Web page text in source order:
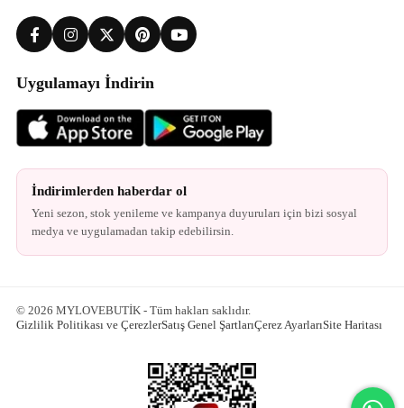
Uygulamayı İndirin
İndirimlerden haberdar ol
Yeni sezon, stok yenileme ve kampanya duyuruları için bizi sosyal
medya ve uygulamadan takip edebilirsin.
© 2026 MYLOVEBUTİK - Tüm hakları saklıdır.
Gizlilik Politikası ve ÇerezlerSatış Genel ŞartlarıÇerez AyarlarıSite Haritası